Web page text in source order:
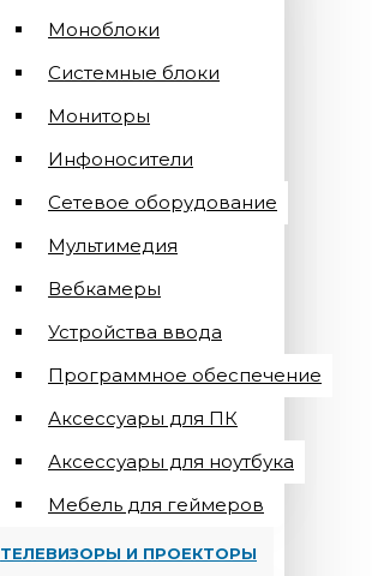
Моноблоки
Системные блоки
Мониторы
Инфоносители
Сетевое оборудование
Мультимедия
Вебкамеры
Устройства ввода
Программное обеспечение
Аксессуары для ПК
Аксессуары для ноутбука
Мебель для геймеров
ТЕЛЕВИЗОРЫ И ПРОЕКТОРЫ